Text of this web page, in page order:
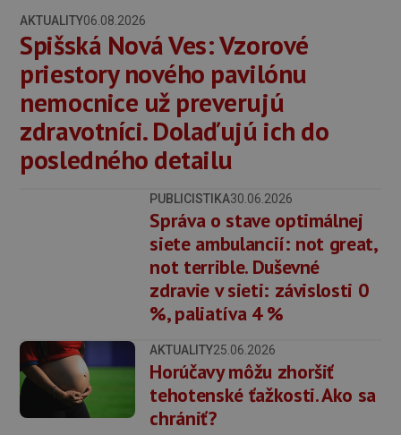
AKTUALITY06.08.2026
Spišská Nová Ves: Vzorové
priestory nového pavilónu
nemocnice už preverujú
zdravotníci. Dolaďujú ich do
posledného detailu
PUBLICISTIKA30.06.2026
Správa o stave optimálnej
siete ambulancií: not great,
not terrible. Duševné
zdravie v sieti: závislosti 0
%, paliatíva 4 %
AKTUALITY25.06.2026
Horúčavy môžu zhoršiť
tehotenské ťažkosti. Ako sa
chrániť?